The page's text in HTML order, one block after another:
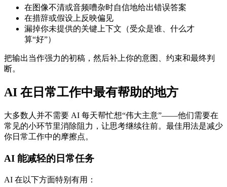
在图像不清或音频嘈杂时自信地给出错误答案
在措辞或假设上反映偏见
漏掉你未提供的关键上下文（受众是谁、什么才
算“好”）
把输出当作强力的初稿，然后补上你的意图、约束和最终判
断。
AI 在日常工作中最有帮助的地方
大多数人并不需要 AI 每天帮忙想“伟大主意”——他们需要在
常见的小环节里消除阻力，让思考继续往前。最佳用法是减少
你日常工作中的摩擦点。
AI 能减轻的日常任务
AI 在以下方面特别有用：